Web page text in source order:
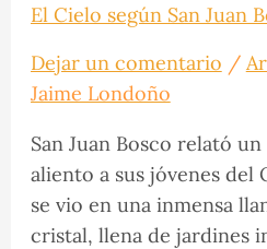
El Cielo según San Juan
Dejar un comentario /
Jaime Londoño
San Juan Bosco relató
aliento a sus jóvenes
se vio en una inmensa
cristal, llena de jardines